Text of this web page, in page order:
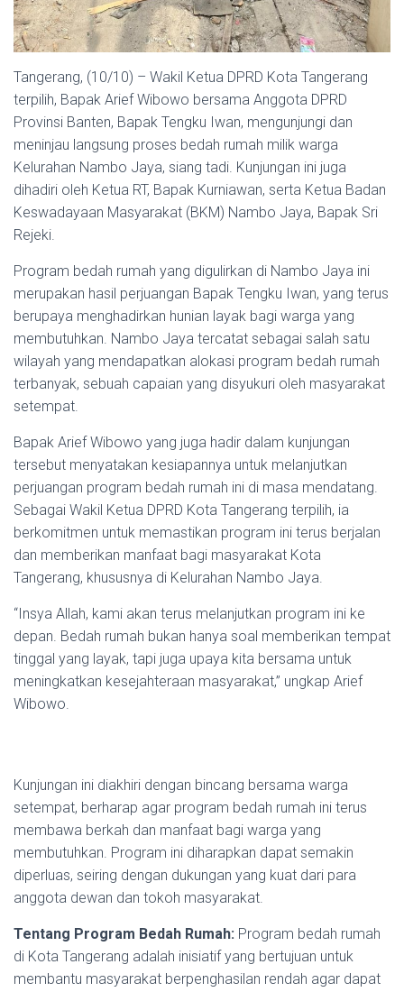
Tangerang, (10/10) – Wakil Ketua DPRD Kota Tangerang
terpilih, Bapak Arief Wibowo bersama Anggota DPRD
Provinsi Banten, Bapak Tengku Iwan, mengunjungi dan
meninjau langsung proses bedah rumah milik warga
Kelurahan Nambo Jaya, siang tadi. Kunjungan ini juga
dihadiri oleh Ketua RT, Bapak Kurniawan, serta Ketua Badan
Keswadayaan Masyarakat (BKM) Nambo Jaya, Bapak Sri
Rejeki.
Program bedah rumah yang digulirkan di Nambo Jaya ini
merupakan hasil perjuangan Bapak Tengku Iwan, yang terus
berupaya menghadirkan hunian layak bagi warga yang
membutuhkan. Nambo Jaya tercatat sebagai salah satu
wilayah yang mendapatkan alokasi program bedah rumah
terbanyak, sebuah capaian yang disyukuri oleh masyarakat
setempat.
Bapak Arief Wibowo yang juga hadir dalam kunjungan
tersebut menyatakan kesiapannya untuk melanjutkan
perjuangan program bedah rumah ini di masa mendatang.
Sebagai Wakil Ketua DPRD Kota Tangerang terpilih, ia
berkomitmen untuk memastikan program ini terus berjalan
dan memberikan manfaat bagi masyarakat Kota
Tangerang, khususnya di Kelurahan Nambo Jaya.
“Insya Allah, kami akan terus melanjutkan program ini ke
depan. Bedah rumah bukan hanya soal memberikan tempat
tinggal yang layak, tapi juga upaya kita bersama untuk
meningkatkan kesejahteraan masyarakat,” ungkap Arief
Wibowo.
Kunjungan ini diakhiri dengan bincang bersama warga
setempat, berharap agar program bedah rumah ini terus
membawa berkah dan manfaat bagi warga yang
membutuhkan. Program ini diharapkan dapat semakin
diperluas, seiring dengan dukungan yang kuat dari para
anggota dewan dan tokoh masyarakat.
Tentang Program Bedah Rumah: Program bedah rumah
di Kota Tangerang adalah inisiatif yang bertujuan untuk
membantu masyarakat berpenghasilan rendah agar dapat